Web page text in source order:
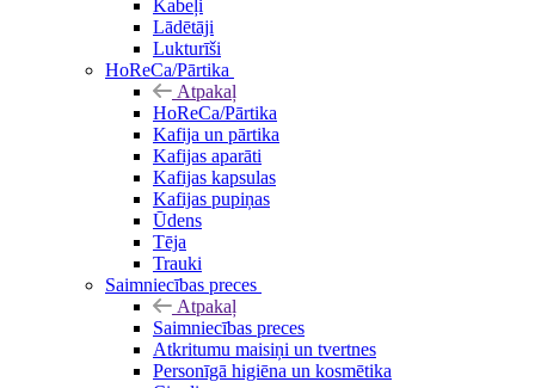
Kabeļi
Lādētāji
Lukturīši
HoReCa/Pārtika
Atpakaļ
HoReCa/Pārtika
Kafija un pārtika
Kafijas aparāti
Kafijas kapsulas
Kafijas pupiņas
Ūdens
Tēja
Trauki
Saimniecības preces
Atpakaļ
Saimniecības preces
Atkritumu maisiņi un tvertnes
Personīgā higiēna un kosmētika